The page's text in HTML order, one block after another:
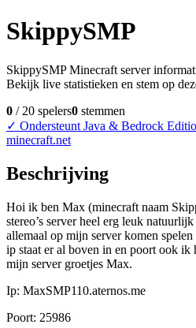
SkippySMP
SkippySMP Minecraft server
Bekijk live statistieken en stem op
0 / 20 spelers0 stemmen
✓ Ondersteunt Java & Bedrock
minecraft.net
Beschrijving
Hoi ik ben Max (minecraft naam
stereo’s server heel erg leuk
allemaal op mijn server komen
ip staat er al boven in en poort ook
mijn server groetjes Max.
Ip: MaxSMP110.aternos.me
Poort: 25986